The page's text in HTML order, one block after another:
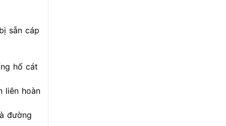
sẵn cáp
hố cát
liên hoàn
đường